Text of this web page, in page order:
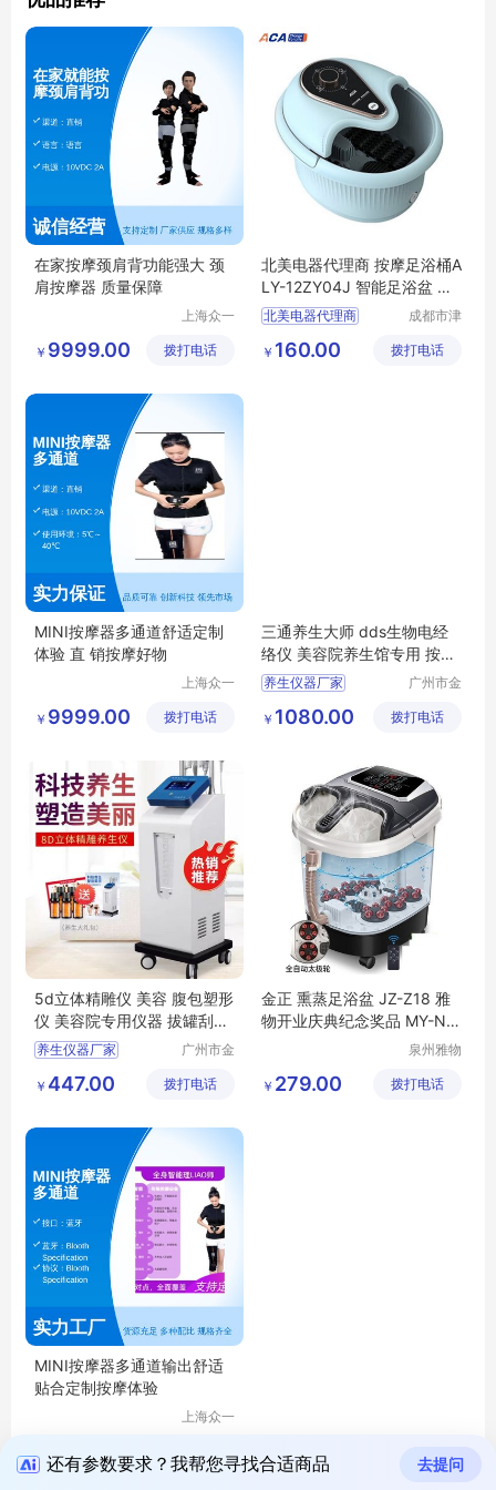
在家按摩颈肩背功能强大 颈
肩按摩器 质量保障
上海众一
有限公司
￥ 9999.00 拨打电话
北美电器代理商 按摩足浴桶A
LY-12ZY04J 智能足浴盆 电
动加热泡脚桶
北美电器代理商
北美电器ALY
成都市津
技有限公
￥ 160.00 拨打电话
MINI按摩器多通道舒适定制
体验 直 销按摩好物
上海众一
有限公司
￥ 9999.00 拨打电话
三通养生大师 dds生物电经
络仪 美容院养生馆专用 按摩
理疗仪 疏通仪
养生仪器厂家
美容院专用
广州市金
美体设备
￥ 1080.00 拨打电话
5d立体精雕仪 美容 腹包塑形
仪 美容院专用仪器 拔罐刮痧
养生仪器厂家
养生仪器厂家
广州市金
美体设备
￥ 447.00 拨打电话
金正 熏蒸足浴盆 JZ-Z18 雅
物开业庆典纪念奖品 MY-NM
泉州雅物
公司
￥ 279.00 拨打电话
MINI按摩器多通道输出舒适
贴合定制按摩体验
上海众一
有限公司
￥ 9999.00
还有参数要求？我帮您寻找合适商品 去提问